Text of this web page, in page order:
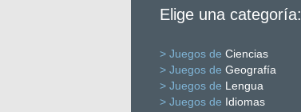
Elige una categoría:
> Juegos de Ciencias
> Juegos de Geografía
> Juegos de Lengua
> Juegos de Idiomas